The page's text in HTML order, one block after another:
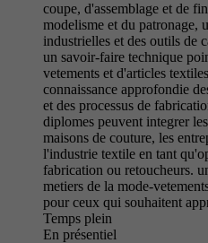
coupe, d'assemblage et de
modelisme et du patronage,
industrielles et des outils de
un savoir-faire technique
vetements et d'articles
connaissance approfondie
et des processus de
diplomes peuvent integrer
maisons de couture, les
l'industrie textile en tant
fabrication ou retoucheurs.
metiers de la mode-
pour ceux qui souhaitent
Temps plein
En présentiel